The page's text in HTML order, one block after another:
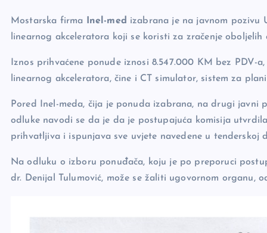
e
b
o
y
Li
k
n
g
e
Mostarska firma Inel-med izabrana je na javnom pozivu
linearnog akceleratora koji se koristi za zračenje oboljelih
Iznos prihvaćene ponude iznosi 8.547.000 KM bez PDV-
linearnog akceleratora, čine i CT simulator, sistem za
Pored Inel-meda, čija je ponuda izabrana, na drugi javni
odluke navodi se da je da je postupajuća komisija
prihvatljiva i ispunjava sve uvjete navedene u tenderskoj
Na odluku o izboru ponuđača, koju je po preporuci
dr. Denijal Tulumović, može se žaliti ugovornom organu,